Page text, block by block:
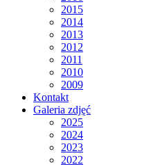
2015
2014
2013
2012
2011
2010
2009
Kontakt
Galeria zdjęć
2025
2024
2023
2022